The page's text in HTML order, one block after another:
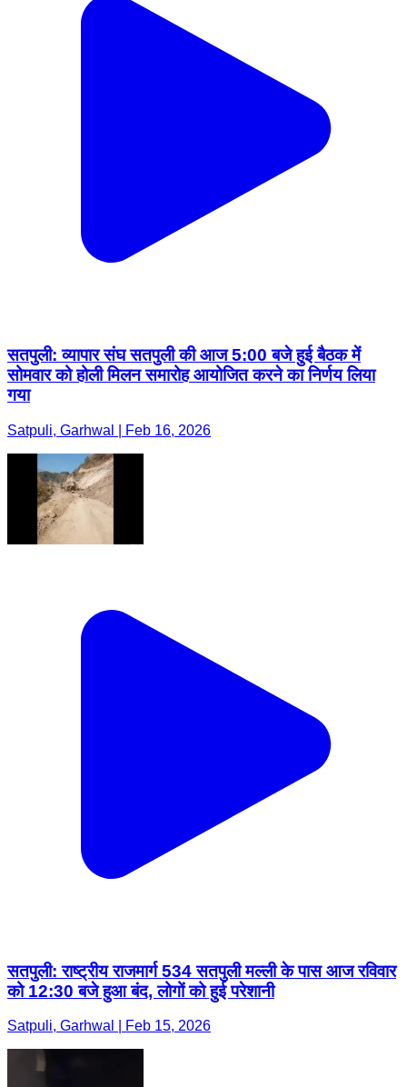
सतपुली: व्यापार संघ सतपुली की आज 5:00 बजे हुई बैठक में
सोमवार को होली मिलन समारोह आयोजित करने का निर्णय लिया
गया
Satpuli, Garhwal | Feb 16, 2026
सतपुली: राष्ट्रीय राजमार्ग 534 सतपुली मल्ली के पास आज रविवार
को 12:30 बजे हुआ बंद, लोगों को हुई परेशानी
Satpuli, Garhwal | Feb 15, 2026